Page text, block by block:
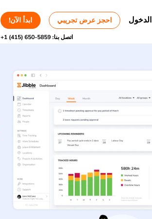
احجز عرض تجريبي ابدأ الآن!
اتصل بنا:+1 (415) 650-5859